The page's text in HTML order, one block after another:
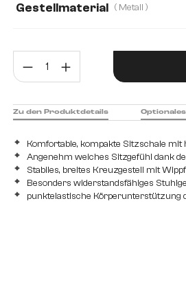
Gestellmaterial ( Metall )
Produkt
Komfortable, kompakte Sitzschale
Angenehm weiches Sitzgefühl dank
Stabiles, breites Kreuzgestell mit
Besonders widerstandsfähiges
punktelastische Körperunterstützung
Zu den Produktdetails